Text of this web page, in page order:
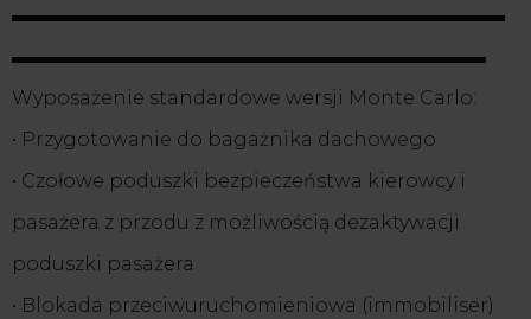
▬▬▬▬▬▬▬▬▬▬▬▬▬▬▬▬▬▬▬▬▬▬▬▬▬▬
▬▬▬▬▬▬▬▬▬▬▬▬▬▬▬▬▬▬▬▬▬▬▬▬▬
Wyposażenie standardowe wersji Monte Carlo:
• Przygotowanie do bagażnika dachowego
• Czołowe poduszki bezpieczeństwa kierowcy i
pasażera z przodu z możliwością dezaktywacji
poduszki pasażera
• Blokada przeciwuruchomieniowa (immobiliser)